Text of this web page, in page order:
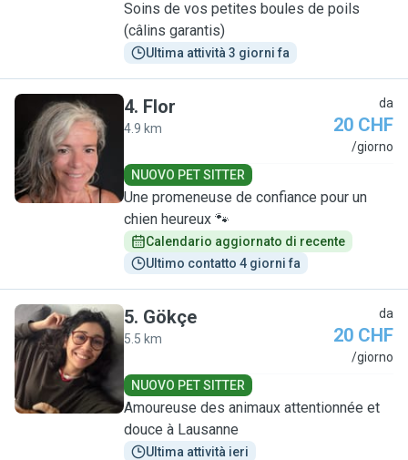
Soins de vos petites boules de poils
(câlins garantis)
Ultima attività 3 giorni fa
F
4. Flor
4.9 km
da
20 CHF
/giorno
NUOVO PET SITTER
Une promeneuse de confiance pour un
chien heureux 🐾
Calendario aggiornato di recente
Ultimo contatto 4 giorni fa
G
5. Gökçe
5.5 km
da
20 CHF
/giorno
NUOVO PET SITTER
Amoureuse des animaux attentionnée et
douce à Lausanne
Ultima attività ieri